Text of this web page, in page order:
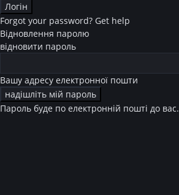
Forgot your password? Get help
Відновлення паролю
відновити пароль
Вашу адресу електронної пошти
Пароль буде по електронній пошті до вас.